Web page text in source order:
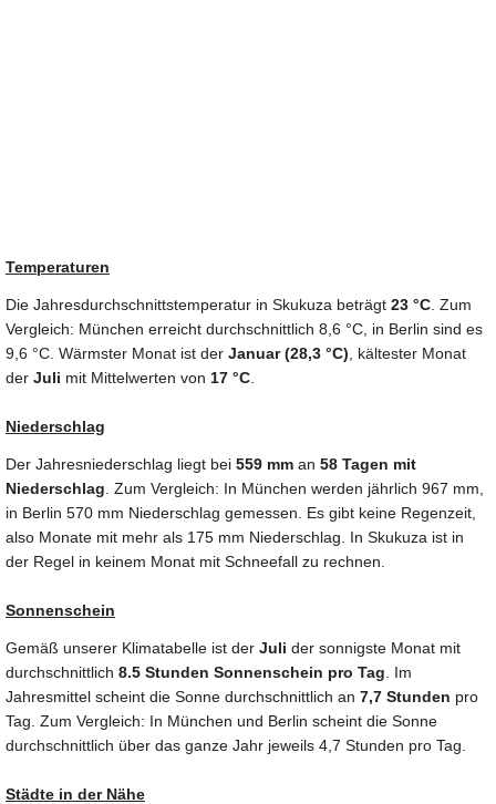
Temperaturen
Die Jahresdurchschnittstemperatur in Skukuza beträgt 23 °C . Zum
Vergleich: München erreicht durchschnittlich 8,6 °C, in Berlin sind es
9,6 °C. Wärmster Monat ist der Januar (28,3 °C) , kältester Monat
der Juli mit Mittelwerten von 17 °C
Niederschlag
Der Jahresniederschlag liegt bei 559 mm an 58 Tagen mit
Niederschlag . Zum Vergleich: In München werden jährlich 967 mm,
in Berlin 570 mm Niederschlag gemessen. Es gibt keine Regenzeit,
also Monate mit mehr als 175 mm Niederschlag. In Skukuza ist in
der Regel in keinem Monat mit Schneefall zu rechnen.
Sonnenschein
Gemäß unserer Klimatabelle ist der Juli der sonnigste Monat mit
durchschnittlich 8.5 Stunden Sonnenschein pro Tag . Im
Jahresmittel scheint die Sonne durchschnittlich an 7,7 Stunden pro
Tag. Zum Vergleich: In München und Berlin scheint die Sonne
durchschnittlich über das ganze Jahr jeweils 4,7 Stunden pro Tag.
Städte in der Nähe